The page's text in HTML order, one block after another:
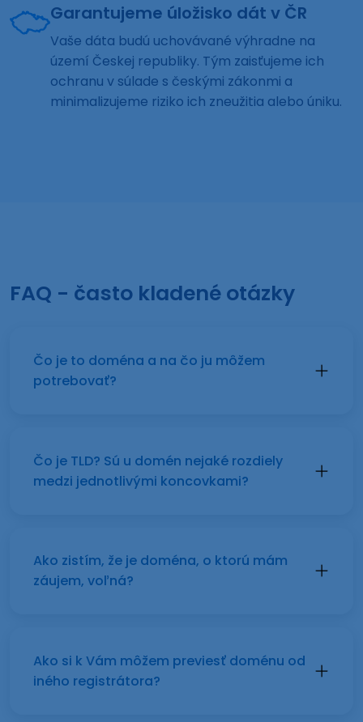
Garantujeme úložisko dát v ČR
Vaše dáta budú uchovávané výhradne na
území Českej republiky. Tým zaisťujeme ich
ochranu v súlade s českými zákonmi a
minimalizujeme riziko ich zneužitia alebo úniku.
FAQ - často kladené otázky
Čo je to doména a na čo ju môžem
potrebovať?
Čo je TLD? Sú u domén nejaké rozdiely
medzi jednotlivými koncovkami?
Ako zistím, že je doména, o ktorú mám
záujem, voľná?
Ako si k Vám môžem previesť doménu od
iného registrátora?